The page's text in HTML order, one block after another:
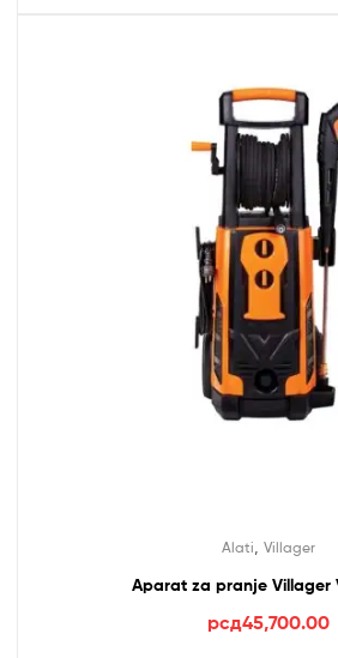
Alati Villager
Aparat za pranje Villager
рсд45,700.00